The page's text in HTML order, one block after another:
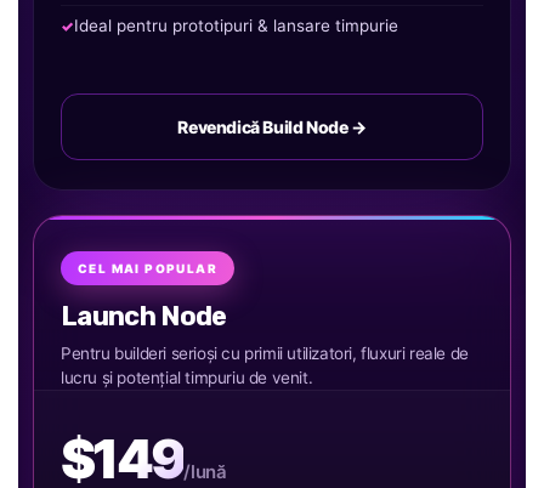
Ideal pentru prototipuri & lansare timpurie
Revendică Build Node →
CEL MAI POPULAR
Launch Node
Pentru builderi serioși cu primii utilizatori, fluxuri reale de
lucru și potențial timpuriu de venit.
$149/lună